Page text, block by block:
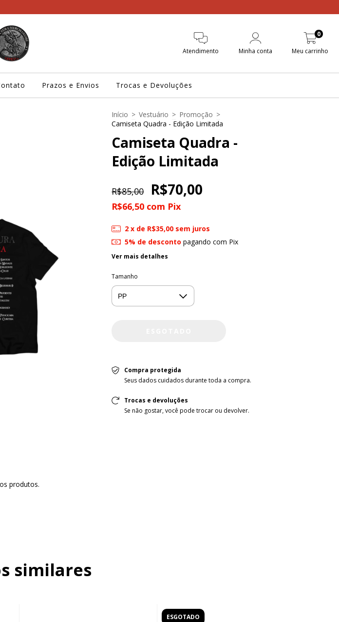
Atendimento Minha conta Meu carrinho
0
Prazos e Envios Trocas e Devoluções
produtos.
Início > Vestuário > Promoção >
Camiseta Quadra - Edição Limitada
Camiseta Quadra -
Edição Limitada
R$85,00 R$70,00
R$66,50 com Pix
2 x de R$35,00 sem juros
5% de desconto pagando com Pix
Ver mais detalhes
Tamanho
Compra protegida
Seus dados cuidados durante toda a compra.
Trocas e devoluções
Se não gostar, você pode trocar ou devolver.
similares
ESGOTADO